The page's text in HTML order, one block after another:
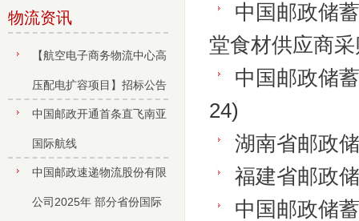
物流资讯
【航空电子商务物流中心高
压配电扩容项目】招标公告
中国邮政开通首条直飞南亚
国际航线
中国邮政速递物流股份有限
公司2025年 部分省份国际
中国邮政储
堂食材供应商
中国邮政储
24)
湖南省邮政
福建省邮政
中国邮政储